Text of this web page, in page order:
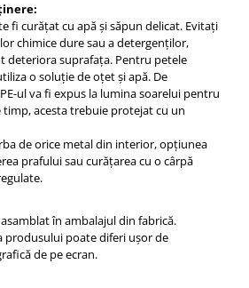
fi curățat cu apă și săpun delicat. Evitați
chimice dure sau a detergenților,
deteriora suprafața. Pentru petele
o soluție de oțet și apă. De
ul va fi expus la lumina soarelui pentru
acesta trebuie protejat cu un
de orice metal din interior, opțiunea
prafului sau curățarea cu o cârpă
în ambalajul din fabrică.
produsului poate diferi ușor de
de pe ecran.